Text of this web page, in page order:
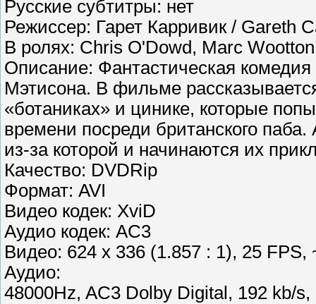
Русские субтитры: нет
Режиссер: Гарет Карривик / Gareth
В ролях: Chris O'Dowd, Marc
Описание: Фантастическая
Мэтисона. В фильме
«ботаниках» и цинике, которые
времени посреди британского
из-за которой и начинаются их
Качество: DVDRip
Формат: AVI
Видео кодек: XviD
Аудио кодек: AC3
Видео: 624 x 336 (1.857 : 1), 25 FPS,
Аудио:
48000Hz, AC3 Dolby Digital, 192 kb/